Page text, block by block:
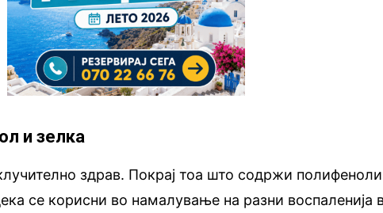
и зелка
здрав. Покрај тоа што содржи полифеноли
се корисни во намалување на разни воспаленија